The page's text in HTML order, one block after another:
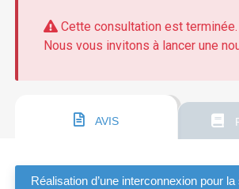
Cette consultation est terminée.
Nous vous invitons à lancer une
AVIS
Réalisation d’une interconnexion pour